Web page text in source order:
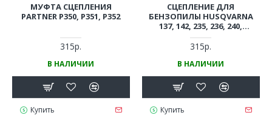
МУФТА СЦЕПЛЕНИЯ
PARTNER P350, P351, P352
315р.
В НАЛИЧИИ
Купить
СЦЕПЛЕНИЕ ДЛЯ
БЕНЗОПИЛЫ HUSQVARNA
137, 142, 235, 236, 240,
PARTNER P350, P351, P352
(5300149-49)
315р.
В НАЛИЧИИ
Купить